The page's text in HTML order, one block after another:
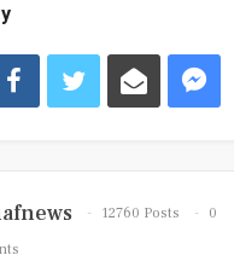
12760 Posts
0